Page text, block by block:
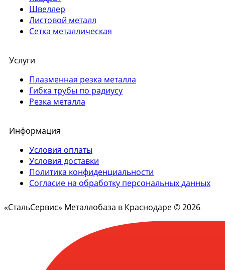
Швеллер
Листовой металл
Сетка металлическая
Услуги
Плазменная резка металла
Гибка трубы по радиусу
Резка металла
Информация
Условия оплаты
Условия доставки
Политика конфиденциальности
Согласие на обработку персональных данных
«СтальСервис» Металлобаза в Краснодаре © 2026